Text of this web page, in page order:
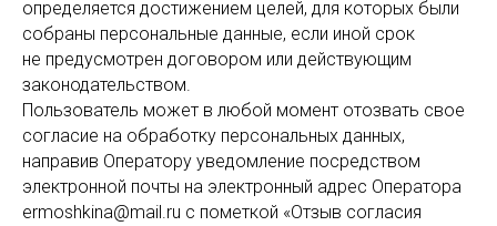
определяется достижением целей, для которых были
собраны персональные данные, если иной срок
не предусмотрен договором или действующим
законодательством.
Пользователь может в любой момент отозвать свое
согласие на обработку персональных данных,
направив Оператору уведомление посредством
электронной почты на электронный адрес Оператора
ermoshkina@mail.ru с пометкой «Отзыв согласия